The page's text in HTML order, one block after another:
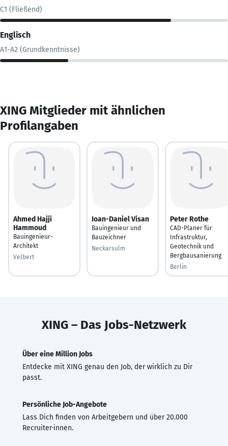
C1 (Fließend)
Englisch
A1-A2 (Grundkenntnisse)
XING Mitglieder mit ähnlichen
Profilangaben
Ahmed Hajji
Hammoud
Bauingenieur-
Architekt
Velbert
Ioan-Daniel Visan
Bauingenieur und
Bauzeichner
Neckarsulm
Peter Rothe
CAD-Planer für
Infrastruktur,
Geotechnik und
Bergbausanierung
Berlin
XING – Das Jobs-Netzwerk
Über eine Million Jobs
Entdecke mit XING genau den Job, der wirklich zu Dir
passt.
Persönliche Job-Angebote
Lass Dich finden von Arbeitgebern und über 20.000
Recruiter·innen.